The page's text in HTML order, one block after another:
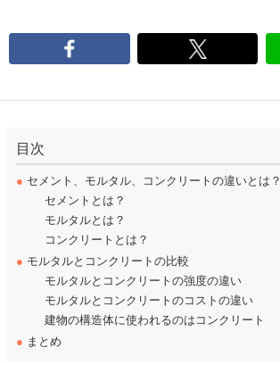
目次
● セメント、モルタル、コンクリートの違いとは？
セメントとは？
モルタルとは？
コンクリートとは？
● モルタルとコンクリートの比較
モルタルとコンクリートの強度の違い
モルタルとコンクリートのコストの違い
建物の構造体に使われるのはコンクリート
● まとめ